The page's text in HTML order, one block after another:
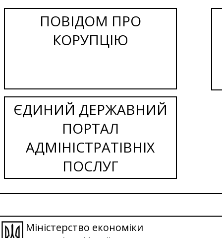
ПОВІДОМ ПРО
КОРУПЦІЮ
ЄДИНИЙ ДЕРЖАВНИЙ
ПОРТАЛ
АДМІНІСТРАТІВНІХ
ПОСЛУГ
Міністерство економіки